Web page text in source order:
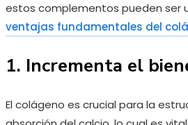
estos complementos pueden ser
ventajas fundamentales del
1. Incrementa el
El colágeno es crucial para la